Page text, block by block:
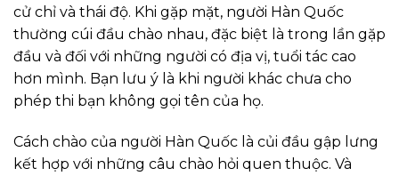
cử chỉ và thái độ. Khi gặp mặt, người Hàn Quốc
thường cúi đầu chào nhau, đặc biệt là trong lần gặp
đầu và đối với những người có địa vị, tuổi tác cao
hơn mình. Bạn lưu ý là khi người khác chưa cho
phép thi bạn không gọi tên của họ.
Cách chào của người Hàn Quốc là củi đầu gập lưng
kết hợp với những câu chào hỏi quen thuộc. Và